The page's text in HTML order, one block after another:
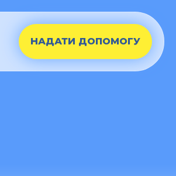
НАДАТИ ДОПОМОГУ